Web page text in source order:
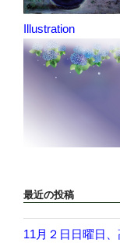
Illustration
最近の投稿
11月２日日曜日